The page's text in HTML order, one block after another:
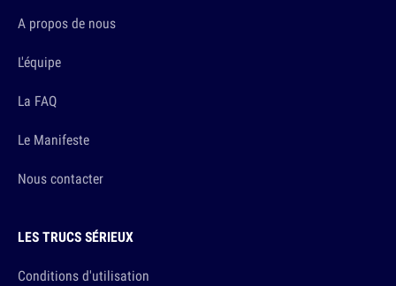
A propos de nous
L'équipe
La FAQ
Le Manifeste
Nous contacter
LES TRUCS SÉRIEUX
Conditions d'utilisation